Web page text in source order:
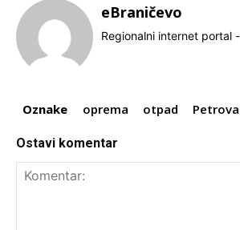
eBraničevo
Regionalni internet portal
Oznake oprema otpad
Ostavi komentar